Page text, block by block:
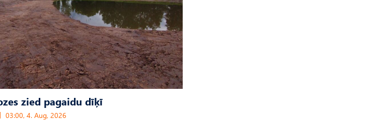
zied pagaidu dīķī
03:00, 4. Aug, 2026